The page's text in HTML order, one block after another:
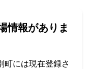
集
情報がありま
町には現在登録さ